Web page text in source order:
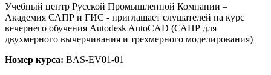
Учебный центр Русской Промышленной Компании –
Академия САПР и ГИС - приглашает слушателей на курс
вечернего обучения Autodesk AutoCAD (САПР для
двухмерного вычерчивания и трехмерного моделирования)
Номер курса: BAS-EV01-01